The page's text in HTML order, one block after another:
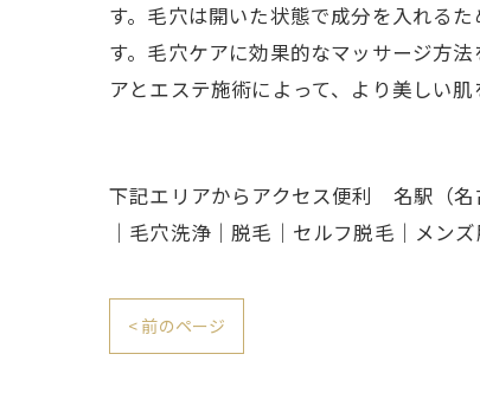
す。毛穴は開いた状態で成分を入れる
す。毛穴ケアに効果的なマッサージ方
アとエステ施術によって、より美しい
下記エリアからアクセス便利 名駅（
｜毛穴洗浄｜脱毛｜セルフ脱毛｜メン
< 前のページ